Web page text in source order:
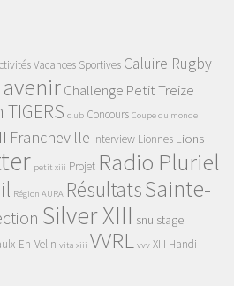
Vacances Sportives Caluire Rugby
Challenge Petit Treize
club Concours Coupe du monde
Francheville Interview Lionnes Lions
petit xiii Projet Radio Pluriel
Région AURA RésultatsSainte-
Silver XIII snu stage
En-Velin vita xiii VVRL vvv XIII Handi